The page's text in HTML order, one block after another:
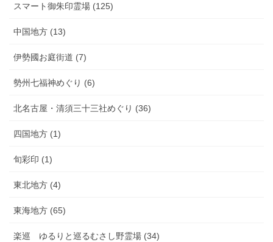
スマート御朱印霊場 (125)
中国地方 (13)
伊勢國お庭街道 (7)
勢州七福神めぐり (6)
北名古屋・清須三十三社めぐり (36)
四国地方 (1)
旬彩印 (1)
東北地方 (4)
東海地方 (65)
楽巡 ゆるりと巡るむさし野霊場 (34)